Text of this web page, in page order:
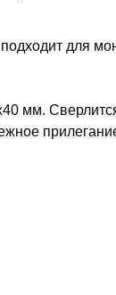
для
мм.